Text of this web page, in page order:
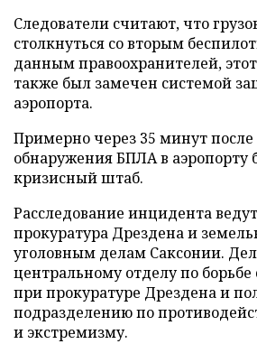
Следователи считают, что
столкнуться со вторым
данным правоохранителей,
также был замечен системой
аэропорта.
Примерно через 35 минут после
обнаружения БПЛА в аэропорту
кризисный штаб.
Расследование инцидента
прокуратура Дрездена и
уголовным делам Саксонии.
центральному отделу по
при прокуратуре Дрездена и
подразделению по
и экстремизму.